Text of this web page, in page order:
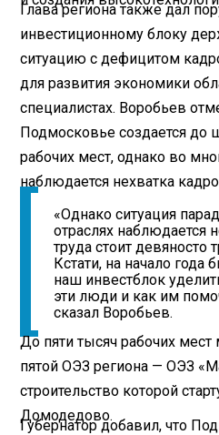
Глава региона также дал
инвестиционному блоку
ситуацию с дефицитом
для развития экономики
специалистах. Воробьев
Подмосковье создается до
рабочих мест, однако во
наблюдается нехватка
«Однако ситуация
отраслях наблюдается
труда стоит девяносто
Кстати, на начало
наш инвестблок
эти люди и как им
сказал Воробьев.
До пяти тысяч рабочих
пятой ОЭЗ региона — ОЭЗ
строительство которой
Домодедово.
Губернатор добавил, что